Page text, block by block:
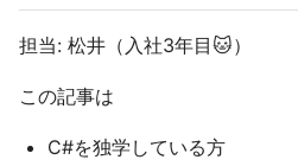
担当: 松井（入社3年目🐱）
この記事は
C#を独学している方